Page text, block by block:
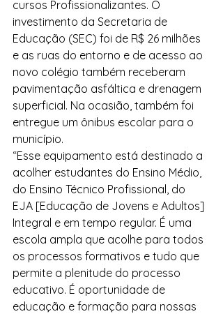
cursos Profissionalizantes. O
investimento da Secretaria de
Educação (SEC) foi de R$ 26 milhões
e as ruas do entorno e de acesso ao
novo colégio também receberam
pavimentação asfáltica e drenagem
superficial. Na ocasião, também foi
entregue um ônibus escolar para o
município.
“Esse equipamento está destinado a
acolher estudantes do Ensino Médio,
do Ensino Técnico Profissional, do
EJA [Educação de Jovens e Adultos]
Integral e em tempo regular. É uma
escola ampla que acolhe para todos
os processos formativos e tudo que
permite a plenitude do processo
educativo. É oportunidade de
educação e formação para nossas